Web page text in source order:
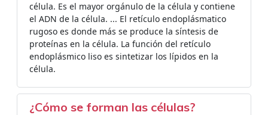
célula. Es el mayor orgánulo de la célula y contiene
el ADN de la célula. ... El retículo endoplásmatico
rugoso es donde más se produce la síntesis de
proteínas en la célula. La función del retículo
endoplásmico liso es sintetizar los lípidos en la
célula.
¿Cómo se forman las células?